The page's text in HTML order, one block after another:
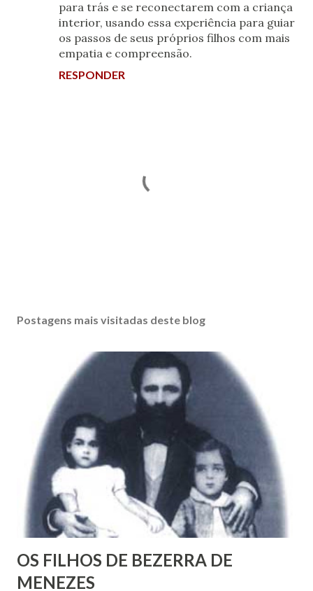
para trás e se reconectarem com a criança
interior, usando essa experiência para guiar
os passos de seus próprios filhos com mais
empatia e compreensão.
RESPONDER
s
Postagens mais visitadas deste blog
OS FILHOS DE BEZERRA DE
MENEZES